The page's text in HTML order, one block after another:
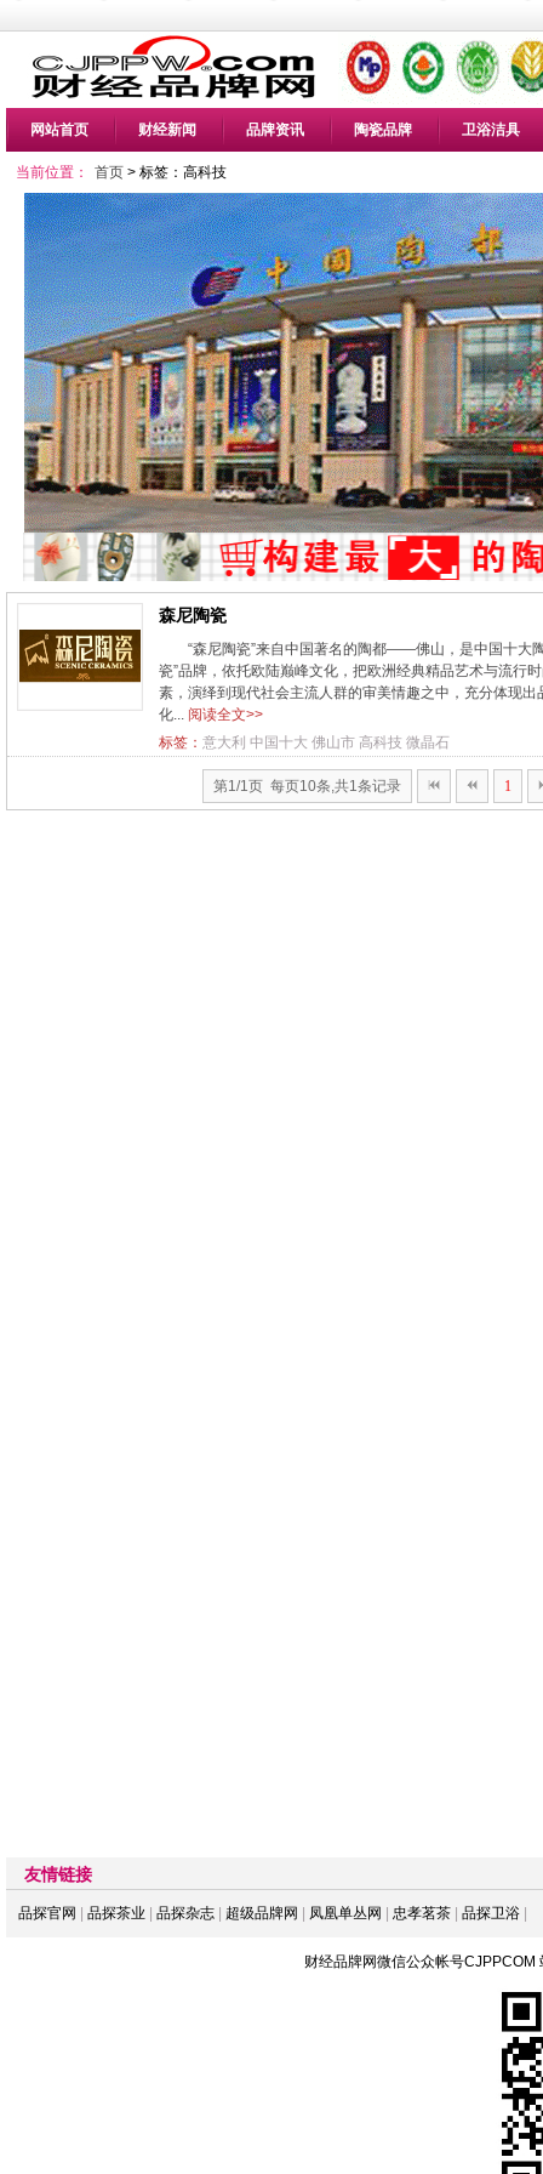
网站首页 财经新闻 品牌资讯 陶瓷品牌 卫浴洁具
当前位置： 首页 > 标签：高科技
森尼陶瓷
“森尼陶瓷”来自中国著名的陶都——佛山，是中国十
瓷”品牌，依托欧陆巅峰文化，把欧洲经典精品艺术与流行
素，演绎到现代社会主流人群的审美情趣之中，充分体现出
化... 阅读全文>>
标签： 意大利 中国十大 佛山市 高科技 微晶石
第1/1页 每页10条,共1条记录 1
友情链接
品探官网 品探茶业 品探杂志 超级品牌网 凤凰单丛网 忠孝茗茶 品探卫浴
财经品牌网微信公众帐号CJPPCOM